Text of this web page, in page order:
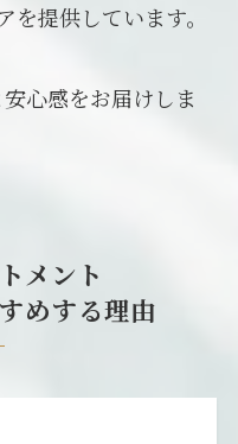
提供しています。
心感をお届けしま
メント
めする理由